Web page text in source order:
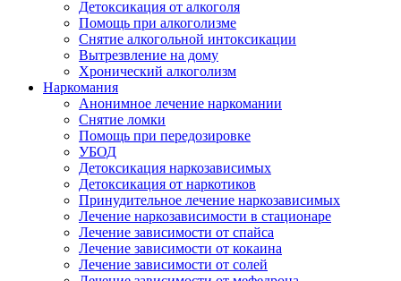
Детоксикация от алкоголя
Помощь при алкоголизме
Снятие алкогольной интоксикации
Вытрезвление на дому
Хронический алкоголизм
Наркомания
Анонимное лечение наркомании
Снятие ломки
Помощь при передозировке
УБОД
Детоксикация наркозависимых
Детоксикация от наркотиков
Принудительное лечение наркозависимых
Лечение наркозависимости в стационаре
Лечение зависимости от спайса
Лечение зависимости от кокаина
Лечение зависимости от солей